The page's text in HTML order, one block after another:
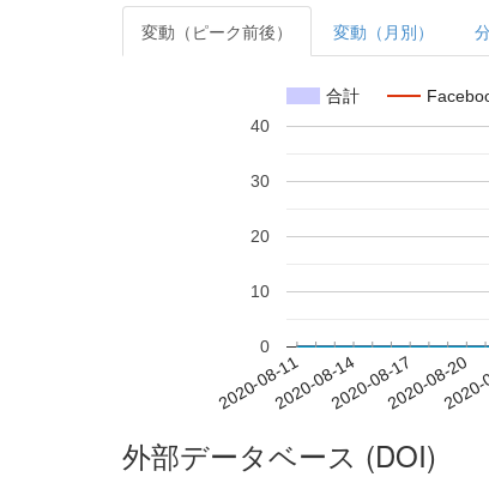
変動（ピーク前後） 変動（月別）
合計
2020-08-112020-08-142020-08-172020-08-20
0
10
20
30
40
外部データベース (DOI)